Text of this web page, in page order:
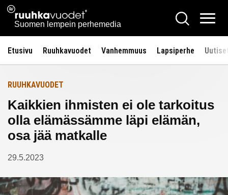
Siirry
sisältöön
Ruuhkavuodet.fi
Suomen lempein perhemedia
Hae
Etusivu Ruuhkavuodet Vanhemmuus Lapsiperhe
Etusivulle
RUUHKAVUODET
Kaikkien ihmisten ei ole tarkoitus
olla elämässämme läpi elämän,
osa jää matkalle
29.5.2023